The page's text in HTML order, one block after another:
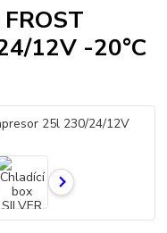
12V -20°C